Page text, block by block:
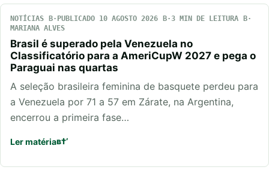
NOTÍCIAS PUBLICADO 10 AGOSTO 2026
3 MIN DE LEITURA
MARIANA ALVES
Brasil é superado pela Venezuela no
Classificatório para a AmeriCupW 2027 e pega o
Paraguai nas quartas
A seleção brasileira feminina de basquete perdeu para
a Venezuela por 71 a 57 em Zárate, na Argentina,
encerrou a primeira fase…
Ler matéria